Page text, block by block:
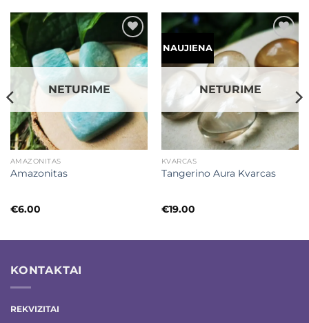
Mėgstamiausias
NETURIME
AMAZONITAS
Amazonitas
€6.00
NAUJIENA Mėgstamiausias
NETURIME
KVARCAS
Tangerino Aura Kvarcas
€19.00
KONTAKTAI
REKVIZITAI